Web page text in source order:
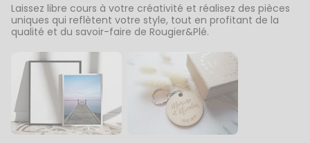
Laissez libre cours à votre créativité et réalisez des pièces
uniques qui reflètent votre style, tout en profitant de la
qualité et du savoir-faire de Rougier&Plé.